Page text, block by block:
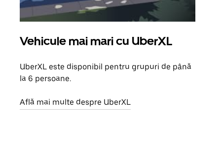
Vehicule mai mari cu UberXL
UberXL este disponibil pentru grupuri de până
la 6 persoane.
Află mai multe despre UberXL